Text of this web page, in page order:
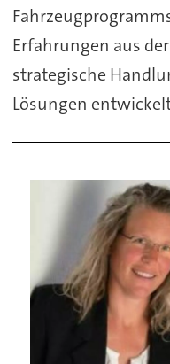
Erfahrungen aus
strategische
Lösungen